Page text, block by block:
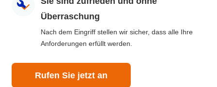
Überraschung
Nach dem Eingriff stellen wir sicher, dass alle Ihre
Anforderungen erfüllt werden.
Rufen Sie jetzt an